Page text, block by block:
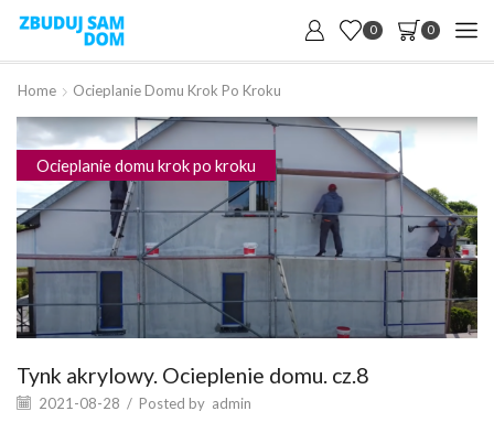
0 0
Home Ocieplanie Domu Krok Po Kroku
Ocieplanie domu krok po kroku
Tynk akrylowy. Ocieplenie domu. cz.8
2021-08-28 / Posted by admin